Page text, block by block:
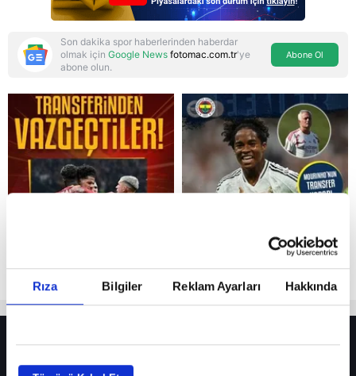
Rıza Bilgiler Reklam Ayarları Hakkında
Reddet
Son dakika spor haberlerinden haberdar
olmak için Google News fotomac.com.tr'ye
abone olun.
Abone Ol